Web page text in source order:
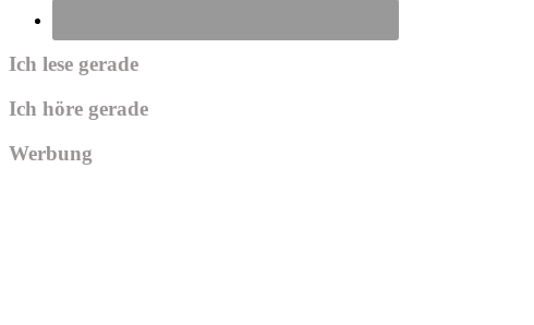
Ich lese gerade
Ich höre gerade
Werbung